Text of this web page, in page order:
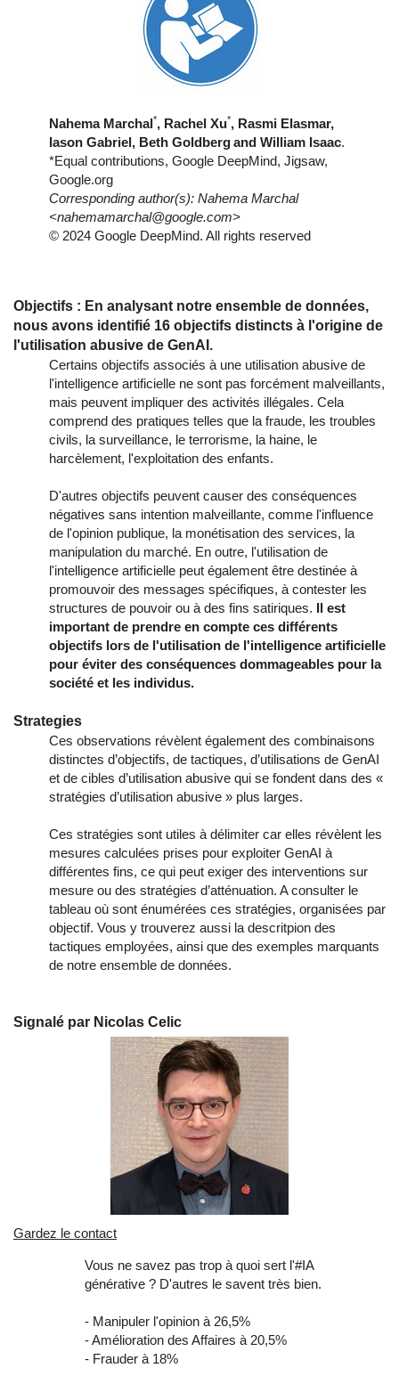
Nahema Marchal*, Rachel Xu*, Rasmi Elasmar,
Iason Gabriel, Beth Goldbergand William Isaac.
*Equal contributions, Google DeepMind, Jigsaw,
Google.org
Corresponding author(s): Nahema Marchal
<nahemamarchal@google.com>
© 2024 Google DeepMind. All rights reserved
Objectifs : En analysant notre ensemble de données,
nous avons identifié 16 objectifs distincts à l'origine de
l'utilisation abusive de GenAI.
Certains objectifs associés à une utilisation abusive de
l'intelligence artificielle ne sont pas forcément malveillants,
mais peuvent impliquer des activités illégales. Cela
comprend des pratiques telles que la fraude, les troubles
civils, la surveillance, le terrorisme, la haine, le
harcèlement, l'exploitation des enfants.
D'autres objectifs peuvent causer des conséquences
négatives sans intention malveillante, comme l'influence
de l'opinion publique, la monétisation des services, la
manipulation du marché. En outre, l'utilisation de
l'intelligence artificielle peut également être destinée à
promouvoir des messages spécifiques, à contester les
structures de pouvoir ou à des fins satiriques. Il est
important de prendre en compte ces différents
objectifs lors de l'utilisation de l'intelligence artificielle
pour éviter des conséquences dommageables pour la
société et les individus.
Strategies
Ces observations révèlent également des combinaisons
distinctes d’objectifs, de tactiques, d’utilisations de GenAI
et de cibles d’utilisation abusive qui se fondent dans des «
stratégies d’utilisation abusive » plus larges.
Ces stratégies sont utiles à délimiter car elles révèlent les
mesures calculées prises pour exploiter GenAI à
différentes fins, ce qui peut exiger des interventions sur
mesure ou des stratégies d’atténuation. A consulter le
tableau où sont énumérées ces stratégies, organisées par
objectif. Vous y trouverez aussi la descritpion des
tactiques employées, ainsi que des exemples marquants
de notre ensemble de données.
Signalé par Nicolas Celic
Gardez le contact
Vous ne savez pas trop à quoi sert l'#IA
générative ? D'autres le savent très bien.
- Manipuler l'opinion à 26,5%
- Amélioration des Affaires à 20,5%
- Frauder à 18%